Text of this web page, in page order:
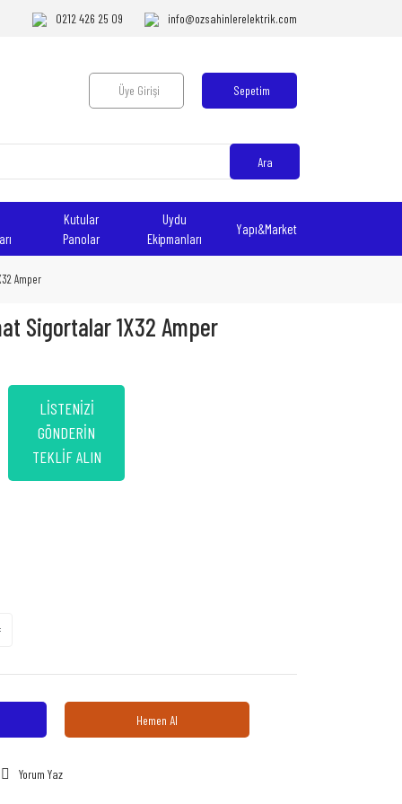
0212 426 25 09 info@ozsahinlerelektrik.com
Üye Girişi Sepetim
Ara
Kutular
Panolar
Uydu
Ekipmanları
Yapı&Market
Amper
Sigortalar 1X32 Amper
LİSTENİZİ
GÖNDERİN
TEKLİF ALIN
Hemen Al
Yorum Yaz